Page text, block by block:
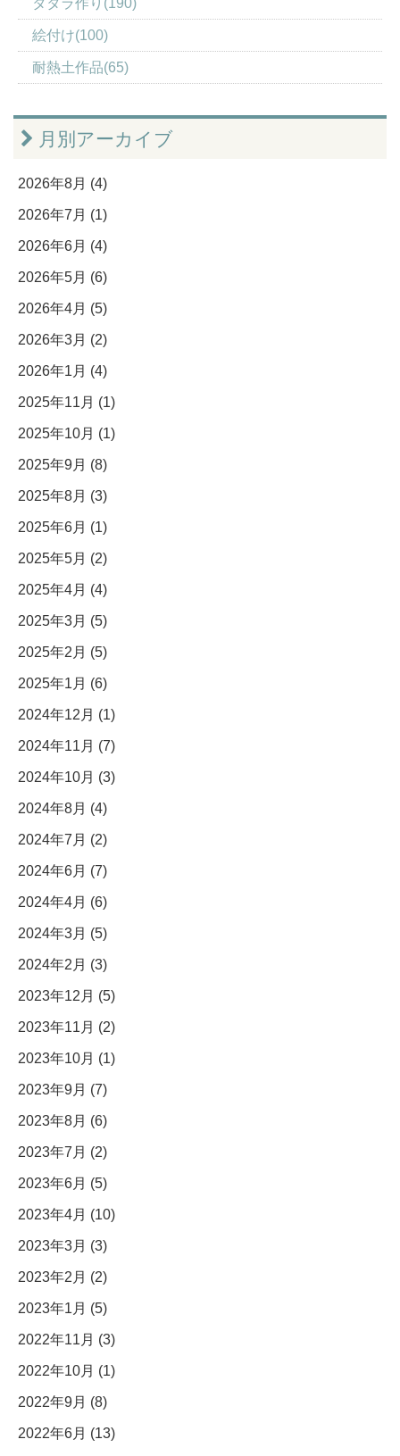
タタラ作り(190)
絵付け(100)
耐熱土作品(65)
月別アーカイブ
2026年8月 (4)
2026年7月 (1)
2026年6月 (4)
2026年5月 (6)
2026年4月 (5)
2026年3月 (2)
2026年1月 (4)
2025年11月 (1)
2025年10月 (1)
2025年9月 (8)
2025年8月 (3)
2025年6月 (1)
2025年5月 (2)
2025年4月 (4)
2025年3月 (5)
2025年2月 (5)
2025年1月 (6)
2024年12月 (1)
2024年11月 (7)
2024年10月 (3)
2024年8月 (4)
2024年7月 (2)
2024年6月 (7)
2024年4月 (6)
2024年3月 (5)
2024年2月 (3)
2023年12月 (5)
2023年11月 (2)
2023年10月 (1)
2023年9月 (7)
2023年8月 (6)
2023年7月 (2)
2023年6月 (5)
2023年4月 (10)
2023年3月 (3)
2023年2月 (2)
2023年1月 (5)
2022年11月 (3)
2022年10月 (1)
2022年9月 (8)
2022年6月 (13)